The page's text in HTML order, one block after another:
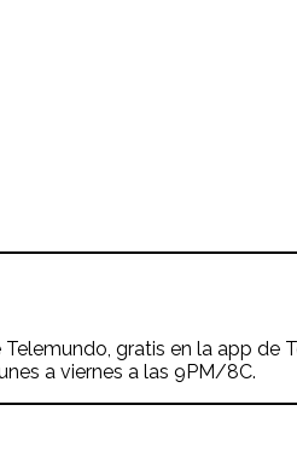
gratis en la app de
a viernes a las 9PM/8C.